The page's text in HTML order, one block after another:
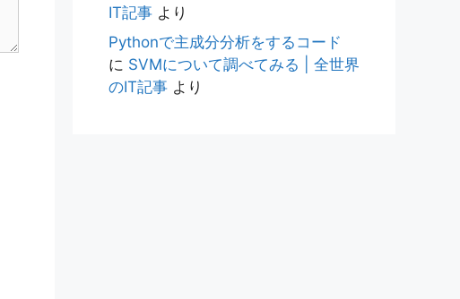
IT記事 より
Pythonで主成分分析をするコード
に SVMについて調べてみる | 全世界
のIT記事 より